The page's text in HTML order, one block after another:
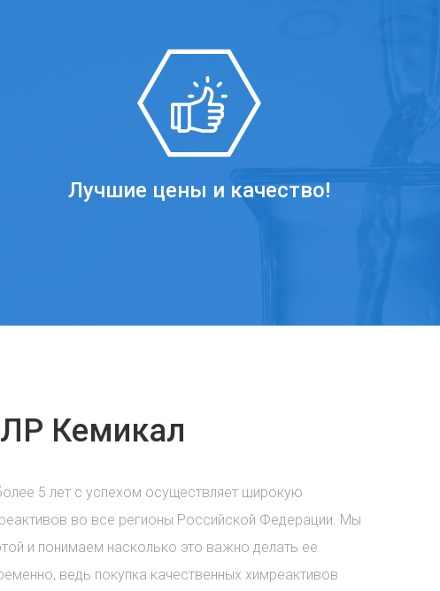
Лучшие цены и качество!
Кемикал
5 лет с успехом осуществляет широкую
во все регионы Российской Федерации. Мы
и понимаем насколько это важно делать ее
ведь покупка качественных химреактивов